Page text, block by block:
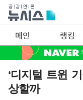
메인 랭킹
‘디지털 트윈
상할까